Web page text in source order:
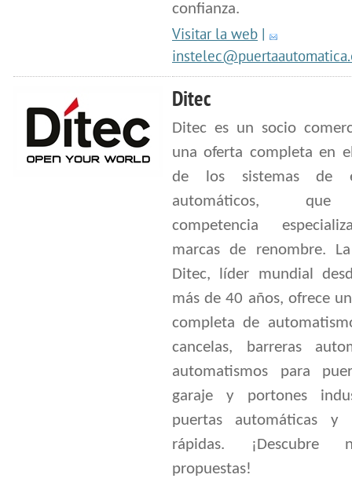
confianza.
Visitar la web |
Ditec
Ditec es un socio
una oferta completa en
de los sistemas de
automáticos,
competencia
marcas de renombre.
Ditec, líder mundial
más de 40 años, ofrece
completa de
cancelas, barreras
automatismos para
garaje y portones
puertas automáticas y
rápidas. ¡Descubre
propuestas!